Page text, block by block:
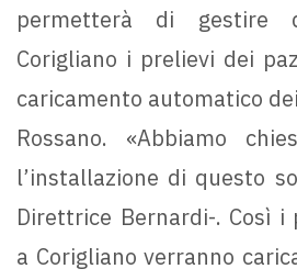
permetterà di gestire
Corigliano i prelievi dei
caricamento automatico
Rossano. «Abbiamo
l’installazione di questo
Direttrice Bernardi-. Così
a Corigliano verranno